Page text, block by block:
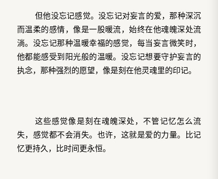
但他没忘记感觉。没忘记对妄言的爱，那种深沉
而温柔的感情，像是一股暖流，始终在他魂魄深处流
淌。没忘记那种温暖幸福的感觉，每当妄言微笑时，
他都能感受到阳光般的温暖。没忘记想要守护妄言的
执念，那种强烈的愿望，像是刻在他灵魂里的印记。
这些感觉像是刻在魂魄深处，不管记忆怎么流
失，感觉都不会消失。也许，这就是爱的力量。比记
忆更持久，比时间更永恒。